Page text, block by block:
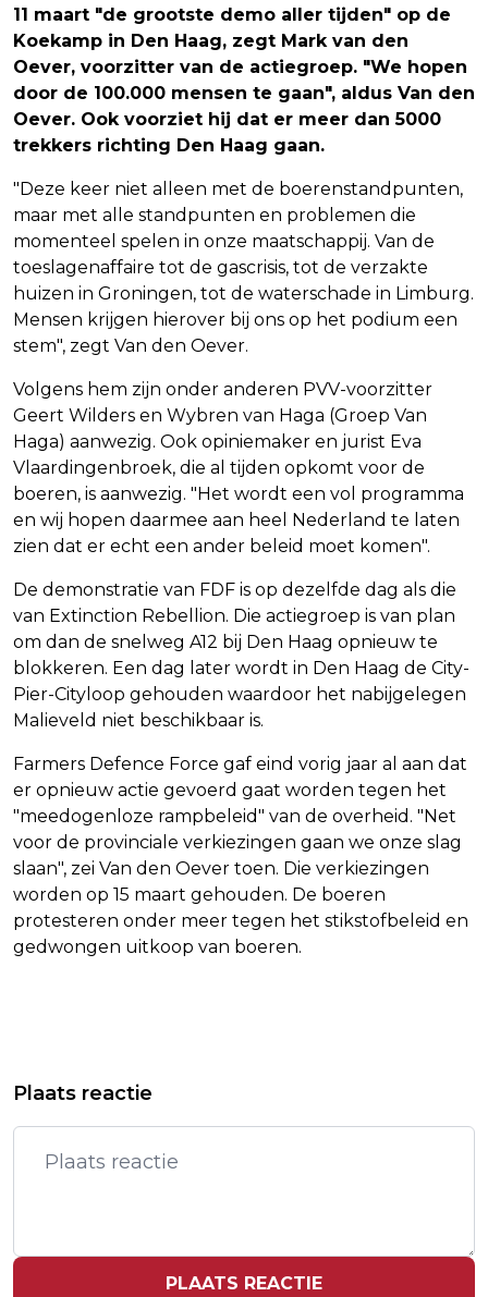
11 maart "de grootste demo aller tijden" op de
Koekamp in Den Haag, zegt Mark van den
Oever, voorzitter van de actiegroep. "We hopen
door de 100.000 mensen te gaan", aldus Van den
Oever. Ook voorziet hij dat er meer dan 5000
trekkers richting Den Haag gaan.
"Deze keer niet alleen met de boerenstandpunten,
maar met alle standpunten en problemen die
momenteel spelen in onze maatschappij. Van de
toeslagenaffaire tot de gascrisis, tot de verzakte
huizen in Groningen, tot de waterschade in Limburg.
Mensen krijgen hierover bij ons op het podium een
stem", zegt Van den Oever.
Volgens hem zijn onder anderen PVV-voorzitter
Geert Wilders en Wybren van Haga (Groep Van
Haga) aanwezig. Ook opiniemaker en jurist Eva
Vlaardingenbroek, die al tijden opkomt voor de
boeren, is aanwezig. "Het wordt een vol programma
en wij hopen daarmee aan heel Nederland te laten
zien dat er echt een ander beleid moet komen".
De demonstratie van FDF is op dezelfde dag als die
van Extinction Rebellion. Die actiegroep is van plan
om dan de snelweg A12 bij Den Haag opnieuw te
blokkeren. Een dag later wordt in Den Haag de City-
Pier-Cityloop gehouden waardoor het nabijgelegen
Malieveld niet beschikbaar is.
Farmers Defence Force gaf eind vorig jaar al aan dat
er opnieuw actie gevoerd gaat worden tegen het
"meedogenloze rampbeleid" van de overheid. "Net
voor de provinciale verkiezingen gaan we onze slag
slaan", zei Van den Oever toen. Die verkiezingen
worden op 15 maart gehouden. De boeren
protesteren onder meer tegen het stikstofbeleid en
gedwongen uitkoop van boeren.
AANSPREKEN OP MH17
HOEKSTRA: STUREN REDDINGSTEAM
EN GELD MEEST EFFECTIEF NA
BEVINGEN
Plaats reactie
PLAATS REACTIE